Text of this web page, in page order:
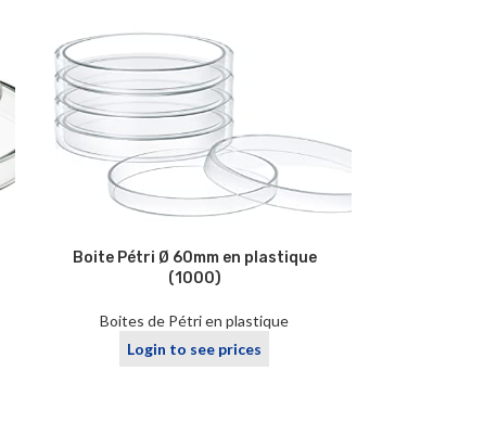
Boite Pétri Ø 60mm en plastique
(1000)
Boites de Pétri en plastique
Login to see prices